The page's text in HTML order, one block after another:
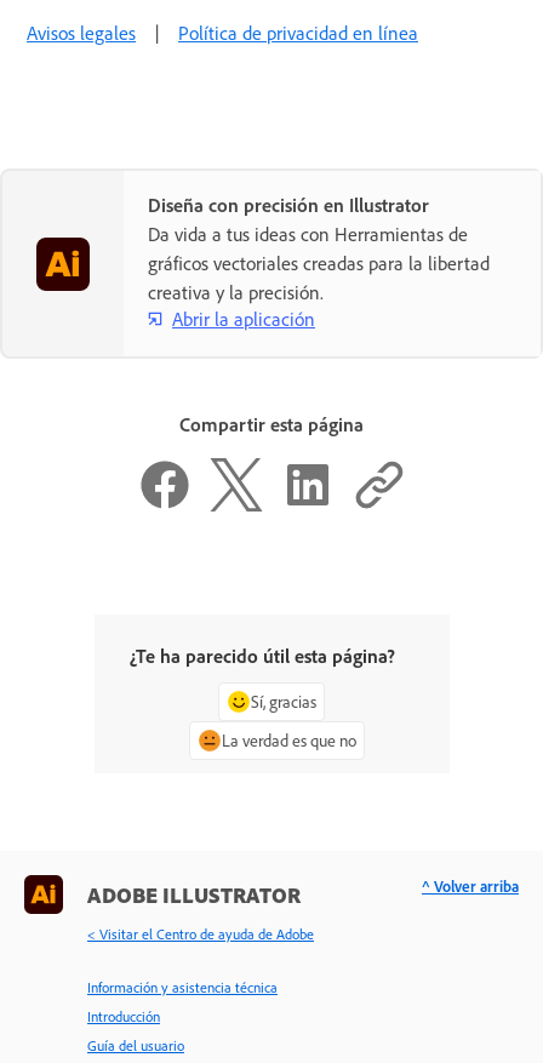
Avisos legales | Política de privacidad en línea
Diseña con precisión en Illustrator
Da vida a tus ideas con Herramientas de
gráficos vectoriales creadas para la libertad
creativa y la precisión.
Abrir la aplicación
Compartir esta página
¿Te ha parecido útil esta página?
Sí, gracias
La verdad es que no
ADOBE ILLUSTRATOR
< Visitar el Centro de ayuda de Adobe
Información y asistencia técnica
Introducción
Guía del usuario
^ Volver arriba